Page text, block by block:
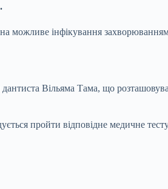
можливе інфікування
Вільяма Тама, що
пройти відповідне медичне